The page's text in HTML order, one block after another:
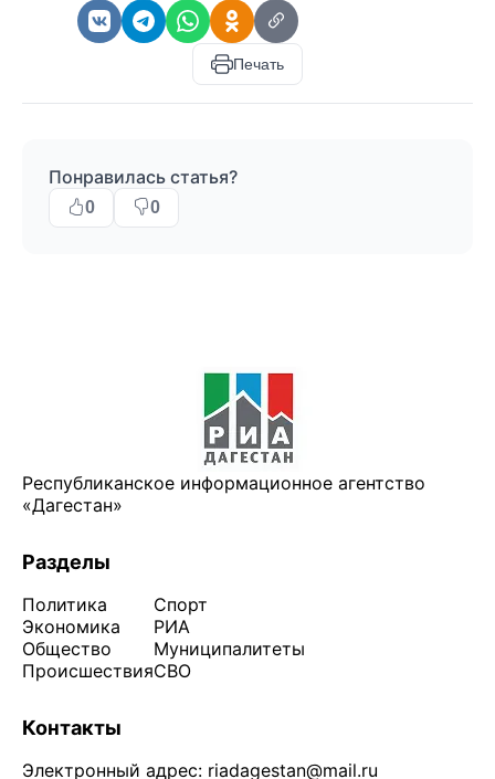
Печать
Понравилась статья?
0 0
Республиканское информационное агентство
«Дагестан»
Разделы
Политика
Экономика
Общество
Происшествия
Спорт
РИА
Муниципалитеты
СВО
Контакты
Электронный адрес: riadagestan@mail.ru